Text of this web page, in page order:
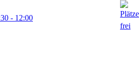
- 12:00